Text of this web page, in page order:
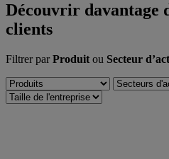
Découvrir davantage
clients
Filtrer parProduit ou Secteur